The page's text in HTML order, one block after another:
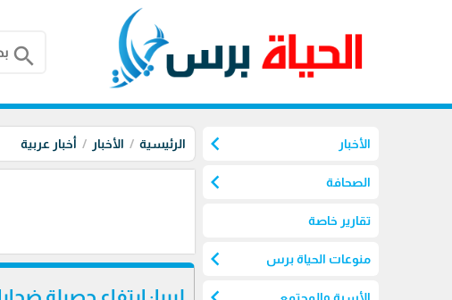
search
الأخبار chevron_left
الصحافة chevron_left
تقارير خاصة
منوعات الحياة برس chevron_left
الرئيسية الأخبار أخبار عربية
ليبيا: ارتفاع حصيلة ضحايا